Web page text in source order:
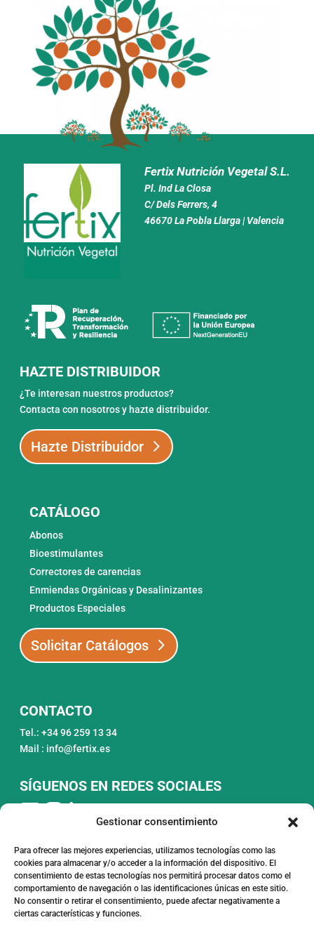
Gestionar consentimiento
Para ofrecer las mejores experiencias, utilizamos tecnologías como las
cookies para almacenar y/o acceder a la información del dispositivo. El
consentimiento de estas tecnologías nos permitirá procesar datos como el
comportamiento de navegación o las identificaciones únicas en este sitio.
No consentir o retirar el consentimiento, puede afectar negativamente a
ciertas características y funciones.
Fertix Nutrición Vegetal S.L.
Pl. Ind La Closa
C/ Dels Ferrers, 4
46670 La Pobla Llarga | Valencia
HAZTE DISTRIBUIDOR
¿Te interesan nuestros productos?
Contacta con nosotros y hazte distribuidor.
Hazte Distribuidor
CATÁLOGO
Abonos
Bioestimulantes
Correctores de carencias
Enmiendas Orgánicas y Desalinizantes
Productos Especiales
Solicitar Catálogos
CONTACTO
Tel.: +34 96 259 13 34
Mail : info@fertix.es
SÍGUENOS EN REDES SOCIALES
FONDO EUROPEO DE DESARROLLO
REGIONAL
UNA FORMA DE HACER EUROPA